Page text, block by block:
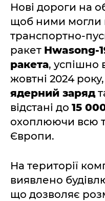
Нові дороги на
щоб ними могли
транспортно-
ракет Hwasong-
ракета, успішно
жовтні 2024
ядерний заряд
відстані до 15
охоплюючи всю
Європи.
На території
виявлено
що дозволяє